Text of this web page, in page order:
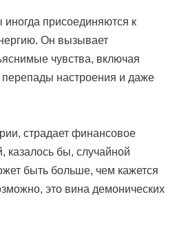
иногда присоединяются к
Он вызывает
чувства, включая
настроения и даже
страдает финансовое
казалось бы, случайной
быть больше, чем кажется
это вина демонических